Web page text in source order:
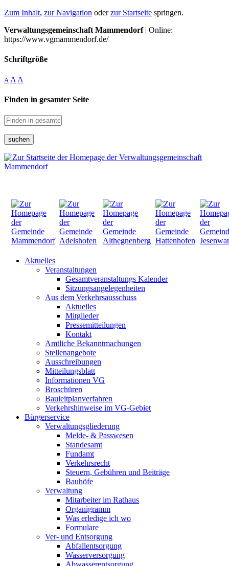
Zum Inhalt, zur Navigation oderzur Startseite springen.
Verwaltungsgemeinschaft Mammendorf| Online:
https://www.vgmammendorf.de/
Schriftgröße
A A A
Finden in gesamter Seite
suchen
Aktuelles
Veranstaltungen
Gesamtveranstaltungs Kalender
Sitzungsangelegenheiten
Aus dem Verkehrsausschuss
Aktuelles
Mitglieder
Pressemitteilungen
Kontakt
Amtliche Bekanntmachungen
Stellenangebote
Ausschreibungen
Mitteilungsblatt
Informationen VG
Broschüren
Bauleitplanverfahren
Verkehrshinweise im VG-Gebiet
Bürgerservice
Verwaltungsgliederung
Melde- & Passwesen
Standesamt
Fundamt
Verkehrsrecht
Steuern, Gebühren und Beiträge
Bauhöfe
Verwaltung
Mitarbeiter im Rathaus
Organigramm
Was erledige ich wo
Formulare
Ver- und Entsorgung
Abfallentsorgung
Wasserversorgung
Abwasserentsorgung